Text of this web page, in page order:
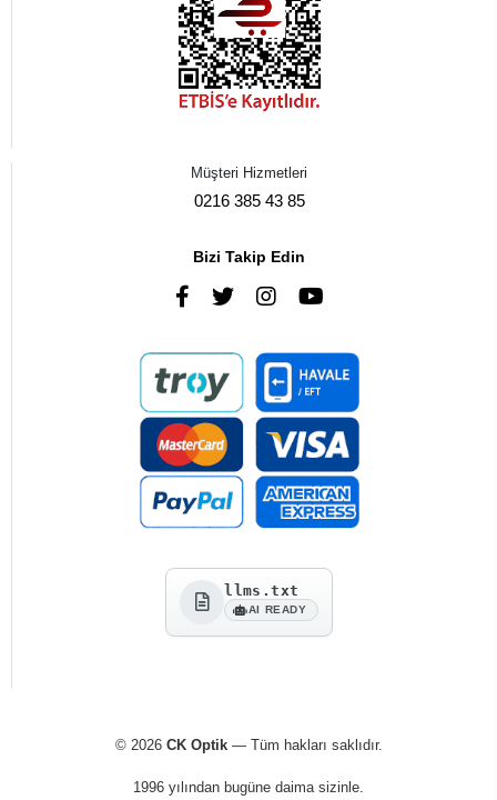
Müşteri Hizmetleri
0216 385 43 85
Bizi Takip Edin
llms.txt
AI READY
© 2026 CK Optik— Tüm hakları saklıdır.
1996 yılından bugüne daima sizinle.